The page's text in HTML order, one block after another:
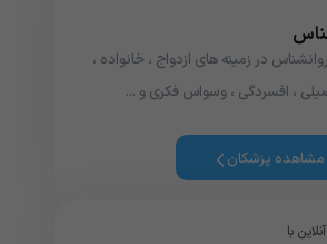
در زمینه های ازدواج ، خانواده ،
، افسردگی ، وسواس فکری و ...
مشاهده پزشکان
با